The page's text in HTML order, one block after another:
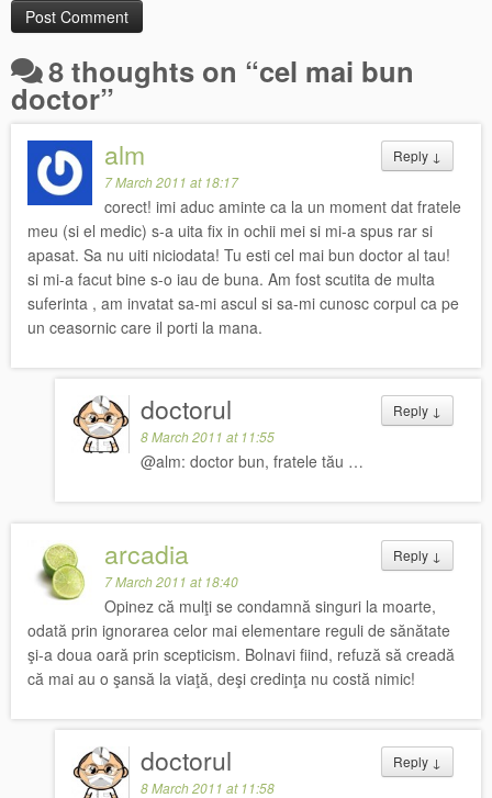
8 thoughts on “cel mai bun
doctor”
Reply ↓
alm
7 March 2011 at 18:17
corect! imi aduc aminte ca la un moment dat fratele
meu (si el medic) s-a uita fix in ochii mei si mi-a spus rar si
apasat. Sa nu uiti niciodata! Tu esti cel mai bun doctor al tau!
si mi-a facut bine s-o iau de buna. Am fost scutita de multa
suferinta , am invatat sa-mi ascul si sa-mi cunosc corpul ca pe
un ceasornic care il porti la mana.
Reply ↓
doctorul
8 March 2011 at 11:55
@alm: doctor bun, fratele tău …
Reply ↓
arcadia
7 March 2011 at 18:40
Opinez că mulţi se condamnă singuri la moarte,
odată prin ignorarea celor mai elementare reguli de sănătate
şi-a doua oară prin scepticism. Bolnavi fiind, refuză să creadă
că mai au o şansă la viaţă, deşi credinţa nu costă nimic!
Reply ↓
doctorul
8 March 2011 at 11:58